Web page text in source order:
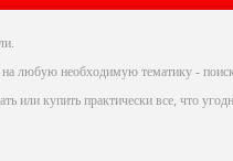
любую необходимую тематику -
или купить практически все, что